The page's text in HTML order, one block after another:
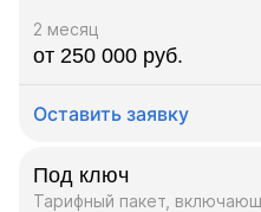
2 месяц
от 250 000 руб.
Оставить заявку
Под ключ
Тарифный пакет,